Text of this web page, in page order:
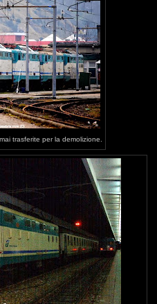
trasferite per la demolizione.